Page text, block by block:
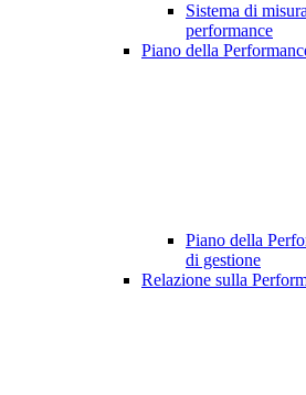
Sistema di
performance
Piano della
Piano della
di gestione
Relazione sulla